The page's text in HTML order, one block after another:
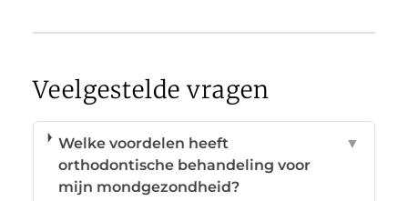
Veelgestelde vragen
Welke voordelen heeft
orthodontische behandeling voor
mijn mondgezondheid?
▼